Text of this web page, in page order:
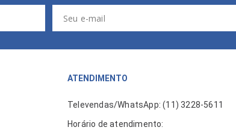
ATENDIMENTO
Televendas/WhatsApp: (11) 3228-5611
Horário de atendimento: